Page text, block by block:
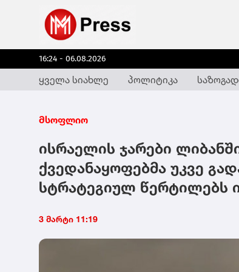
16:24 - 06.08.2026
ყველა სიახლე პოლიტიკა
მსოფლიო
ისრაელის ჯარები
ქვედანაყოფებმა უკვე
სტრატეგიულ წერტილებს
3 მარტი 11:19